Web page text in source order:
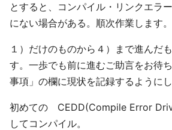
とすると、コンパイル・リンクエラ
にない場合がある。順次作業します。
１）だけのものから４）まで進んだ
す。一歩でも前に進むご助言をお待
事項」の欄に現状を記録するようにし
初めての CEDD(Compile Error
してコンパイル。